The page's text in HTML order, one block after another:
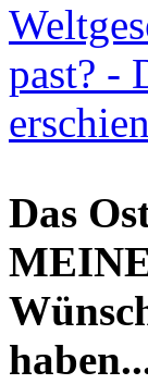
past? -
Das